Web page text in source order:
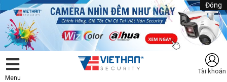
Đóng
Menu
Tài khoản